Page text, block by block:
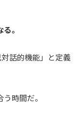
。
話的機能」と定義
時間だ。